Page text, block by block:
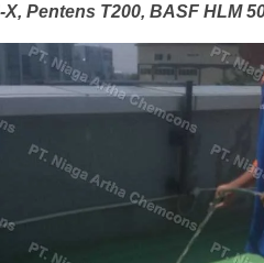
Pentens T200, BASF HLM